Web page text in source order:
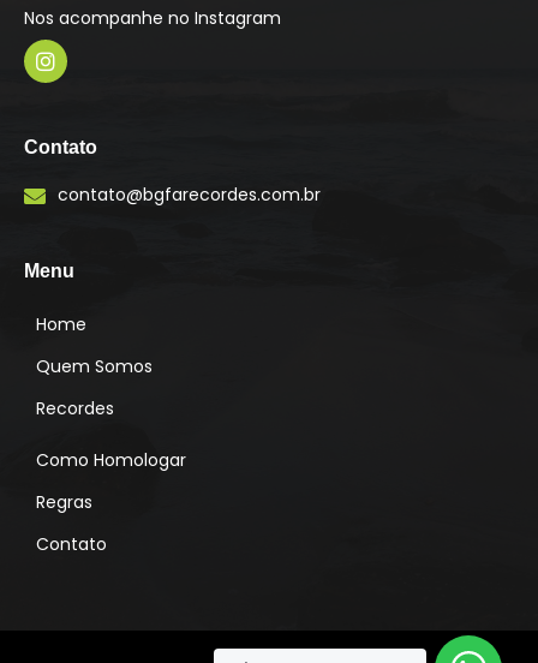
Nos acompanhe no Instagram
s
t
a
g
m
Contato
contato@bgfarecordes.com.br
Menu
Home
Quem Somos
Recordes
Como Homologar
Regras
Contato